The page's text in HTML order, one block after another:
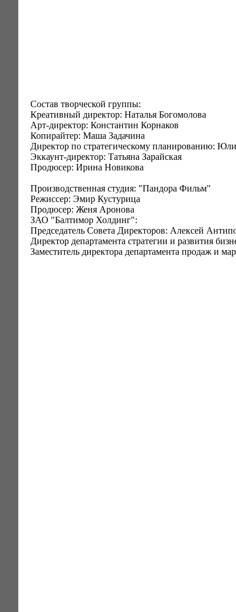
Состав творческой группы:
Креативный директор: Наталья Богомолова
Арт-директор: Константин Корнаков
Копирайтер: Маша Задачина
Директор по стратегическому планированию:
Эккаунт-директор: Татьяна Зарайская
Продюсер: Ирина Новикова
Производственная студия: "Пандора Фильм"
Режиссер: Эмир Кустурица
Продюсер: Женя Аронова
ЗАО "Балтимор Холдинг":
Председатель Совета Директоров: Алексей
Директор департамента стратегии и развития
Заместитель директора департамента продаж и